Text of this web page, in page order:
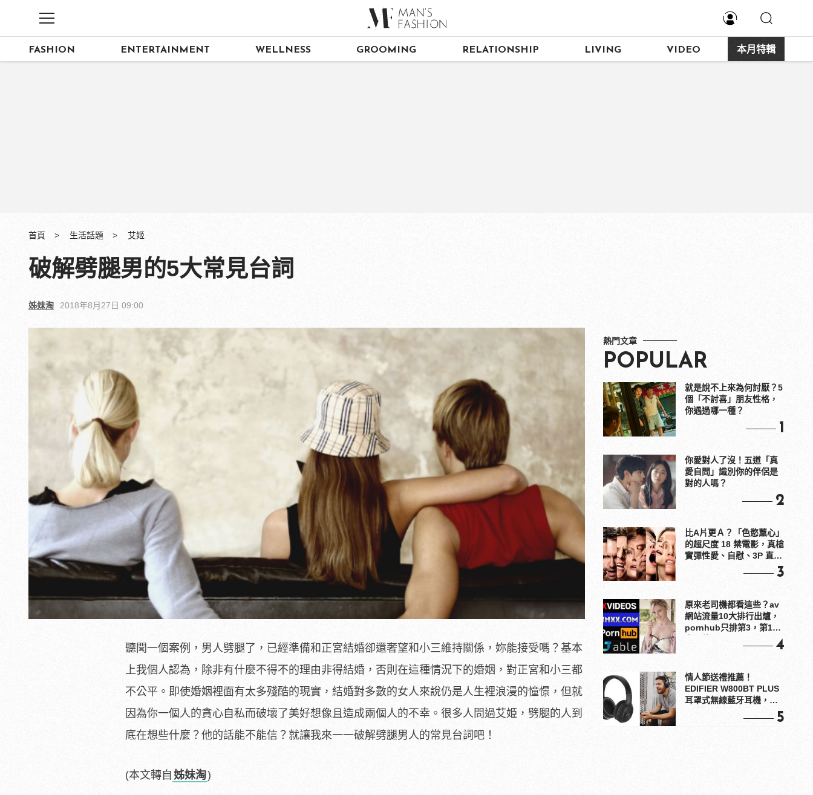
FASHION ENTERTAINMENT WELLNESS GROOMING RELATIONSHIP LIVING VIDEO 本月特輯
首頁 生活話題 艾姬
破解劈腿男的5大常見台詞
姊妹淘 2018年8月27日 09:00
聽聞一個案例，男人劈腿了，已經準備和正宮結婚卻還奢望和小三維持關係，妳能接受嗎？基本
上我個人認為，除非有什麼不得不的理由非得結婚，否則在這種情況下的婚姻，對正宮和小三都
不公平。即使婚姻裡面有太多殘酷的現實，結婚對多數的女人來說仍是人生裡浪漫的憧憬，但就
因為你一個人的貪心自私而破壞了美好想像且造成兩個人的不幸。很多人問過艾姫，劈腿的人到
底在想些什麼？他的話能不能信？就讓我來一一破解劈腿男人的常見台詞吧！
(本文轉自 姊妹淘)
熱門文章
POPULAR
就是說不上來為何討厭？5
個「不討喜」朋友性格，
你遇過哪一種？
1
你愛對人了沒！五道「真
愛自問」識別你的伴侶是
對的人嗎？
2
比A片更Ａ？「色慾薰心」
的超尺度 18 禁電影，真槍
實彈性愛、自慰、3P 直接
3
原來老司機都看這些？av
網站流量10大排行出爐，
pornhub只排第3，第1名
4
情人節送禮推薦！
EDIFIER W800BT PLUS
耳罩式無線藍牙耳機，在
5